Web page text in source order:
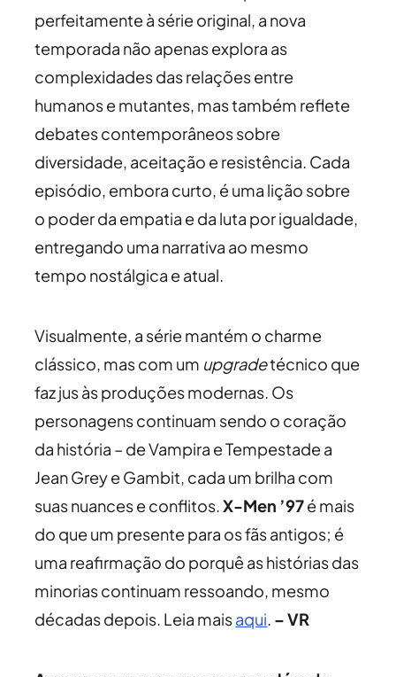
perfeitamente à série original, a nova
temporada não apenas explora as
complexidades das relações entre
humanos e mutantes, mas também reflete
debates contemporâneos sobre
diversidade, aceitação e resistência. Cada
episódio, embora curto, é uma lição sobre
o poder da empatia e da luta por igualdade,
entregando uma narrativa ao mesmo
tempo nostálgica e atual.
Visualmente, a série mantém o charme
clássico, mas com um upgradetécnico que
faz jus às produções modernas. Os
personagens continuam sendo o coração
da história – de Vampira e Tempestade a
Jean Grey e Gambit, cada um brilha com
suas nuances e conflitos.X-Men ’97é mais
do que um presente para os fãs antigos; é
uma reafirmação do porquê as histórias das
minorias continuam ressoando, mesmo
décadas depois. Leia maisaqui. – VR